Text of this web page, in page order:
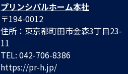
プリンシパルホーム本社
〒194-0012
住所：東京都町田市金森3丁目23-
11
TEL: 042-706-8386
https://pr-h.jp/